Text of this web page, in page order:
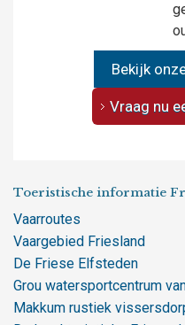
Bekijk
Vraag nu
Toeristische informatie
Vaarroutes
Vaargebied Friesland
De Friese Elfsteden
Grou watersportcentrum
Makkum rustiek